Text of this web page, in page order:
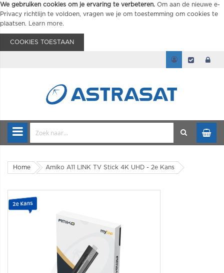
We gebruiken cookies om je ervaring te verbeteren. Om aan de nieuwe e-
Privacy richtlijn te voldoen, vragen we je om toestemming om cookies te
plaatsen.
Learn more.
COOKIES TOESTAAN
Home Amiko A11 LINK TV Stick 4K UHD - 2e Kans